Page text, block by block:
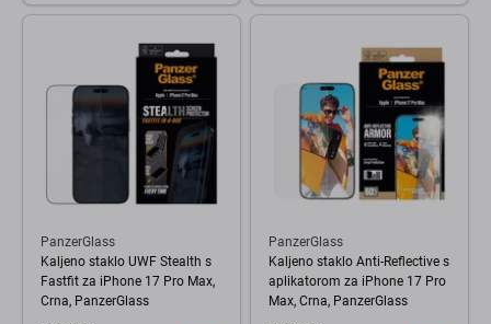
PanzerGlass
Kaljeno staklo UWF Stealth s
Fastfit za iPhone 17 Pro Max,
Crna, PanzerGlass
PanzerGlass
Kaljeno staklo Anti-Reflective s
aplikatorom za iPhone 17 Pro
Max, Crna, PanzerGlass